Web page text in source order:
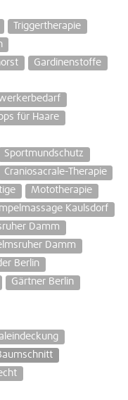
Triggertherapie
Gardinenstoffe
für Haare
Sportmundschutz
Craniosacrale-Therapie
Mototherapie
Kaulsdorf
Damm
Damm
Berlin
Gärtner Berlin